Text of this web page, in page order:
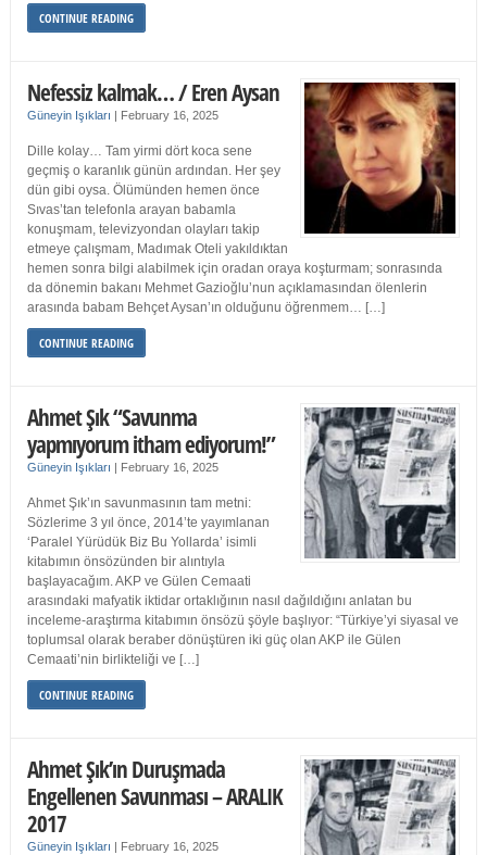
CONTINUE READING
Nefessiz kalmak… / Eren Aysan
Güneyin Işıkları | February 16, 2025
Dille kolay… Tam yirmi dört koca sene
geçmiş o karanlık günün ardından. Her şey
dün gibi oysa. Ölümünden hemen önce
Sıvas’tan telefonla arayan babamla
konuşmam, televizyondan olayları takip
etmeye çalışmam, Madımak Oteli yakıldıktan
hemen sonra bilgi alabilmek için oradan oraya koşturmam; sonrasında
da dönemin bakanı Mehmet Gazioğlu’nun açıklamasından ölenlerin
arasında babam Behçet Aysan’ın olduğunu öğrenmem… […]
CONTINUE READING
Ahmet Şık “Savunma
yapmıyorum itham ediyorum!”
Güneyin Işıkları | February 16, 2025
Ahmet Şık’ın savunmasının tam metni:
Sözlerime 3 yıl önce, 2014’te yayımlanan
‘Paralel Yürüdük Biz Bu Yollarda’ isimli
kitabımın önsözünden bir alıntıyla
başlayacağım. AKP ve Gülen Cemaati
arasındaki mafyatik iktidar ortaklığının nasıl dağıldığını anlatan bu
inceleme-araştırma kitabımın önsözü şöyle başlıyor: “Türkiye’yi siyasal ve
toplumsal olarak beraber dönüştüren iki güç olan AKP ile Gülen
Cemaati’nin birlikteliği ve […]
CONTINUE READING
Ahmet Şık’ın Duruşmada
Engellenen Savunması – ARALIK
2017
Güneyin Işıkları | February 16, 2025